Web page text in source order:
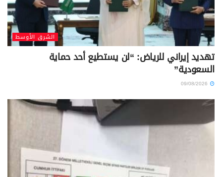
الشرق الأوسط
تهديد إيراني للرياض: “لن يستطيع أحد حماية
السعودية”